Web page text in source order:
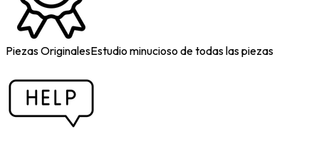
Piezas OriginalesEstudio minucioso de todas las piezas